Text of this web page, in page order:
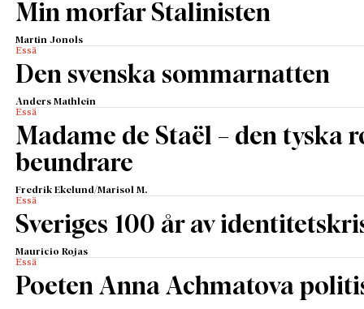
Min morfar Stalinisten
Martin Jonols
Essä
Den svenska sommarnatten
Anders Mathlein
Essä
Madame de Staël – den tyska
beundrare
Fredrik Ekelund/Marisol M.
Essä
Sveriges 100 år av
Mauricio Rojas
Essä
Poeten Anna Achmatova